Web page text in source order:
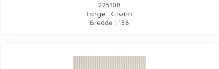
225108
Farge : Grønn
Bredde : 138